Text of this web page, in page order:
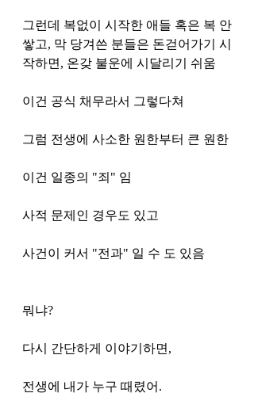
그런데 복없이 시작한 애들 혹은 복 안
쌓고, 막 당겨쓴 분들은 돈걷어가기 시
작하면, 온갖 불운에 시달리기 쉬움
이건 공식 채무라서 그렇다쳐
그럼 전생에 사소한 원한부터 큰 원한
이건 일종의 "죄" 임
사적 문제인 경우도 있고
사건이 커서 "전과" 일 수 도 있음
뭐냐?
다시 간단하게 이야기하면,
전생에 내가 누구 때렸어.